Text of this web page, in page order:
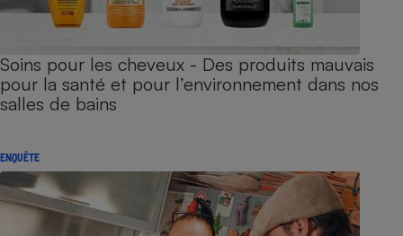
Soins pour les cheveux - Des produits mauvais
pour la santé et pour l’environnement dans nos
salles de bains
ENQUÊTE